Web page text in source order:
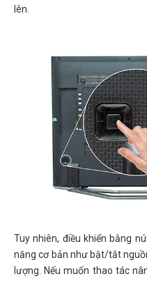
lên.
Tuy nhiên, điều khiển bằng
năng cơ bản như bật/tắt
lượng. Nếu muốn thao tác